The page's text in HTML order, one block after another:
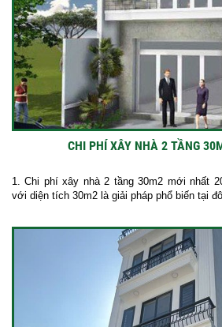
CHI PHÍ XÂY NHÀ 2 TẦNG
1. Chi phí xây nhà 2 tầng 30m2 mới nhất
với diện tích 30m2 là giải pháp phổ biến tại